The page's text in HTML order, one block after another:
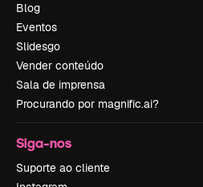
Blog
Eventos
Slidesgo
Vender conteúdo
Sala de imprensa
Procurando por magnific.ai?
Siga-nos
Suporte ao cliente